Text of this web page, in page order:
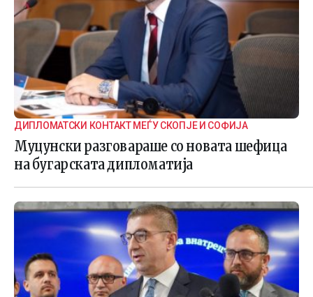
ДИПЛОМАТСКИ КОНТАКТ МЕЃУ СКОПЈЕ И СОФИЈА
Муцунски разговараше со новата шефица
на бугарската дипломатија